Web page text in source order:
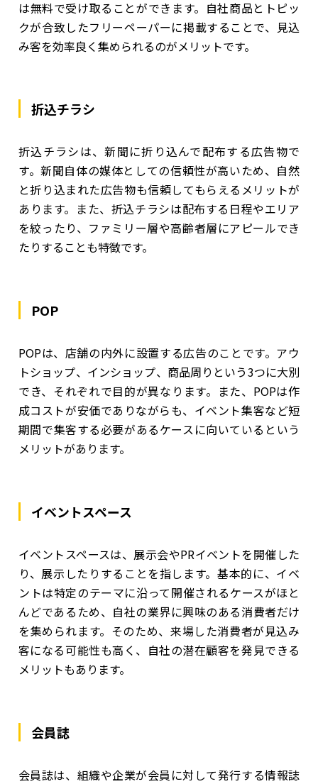
は無料で受け取ることができます。自社商品とトピッ
クが合致したフリーペーパーに掲載することで、見込
み客を効率良く集められるのがメリットです。
折込チラシ
折込チラシは、新聞に折り込んで配布する広告物で
す。新聞自体の媒体としての信頼性が高いため、自然
と折り込まれた広告物も信頼してもらえるメリットが
あります。また、折込チラシは配布する日程やエリア
を絞ったり、ファミリー層や高齢者層にアピールでき
たりすることも特徴です。
POP
POPは、店舗の内外に設置する広告のことです。アウ
トショップ、インショップ、商品周りという3つに大別
でき、それぞれで目的が異なります。また、POPは作
成コストが安価でありながらも、イベント集客など短
期間で集客する必要があるケースに向いているという
メリットがあります。
イベントスペース
イベントスペースは、展示会やPRイベントを開催した
り、展示したりすることを指します。基本的に、イベ
ントは特定のテーマに沿って開催されるケースがほと
んどであるため、自社の業界に興味のある消費者だけ
を集められます。そのため、来場した消費者が見込み
客になる可能性も高く、自社の潜在顧客を発見できる
メリットもあります。
会員誌
会員誌は、組織や企業が会員に対して発行する情報誌